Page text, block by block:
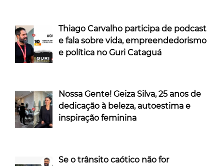
Thiago Carvalho participa de podcast
e fala sobre vida, empreendedorismo
e política no Guri Cataguá
Nossa Gente! Geiza Silva, 25 anos de
dedicação à beleza, autoestima e
inspiração feminina
Se o trânsito caótico não for